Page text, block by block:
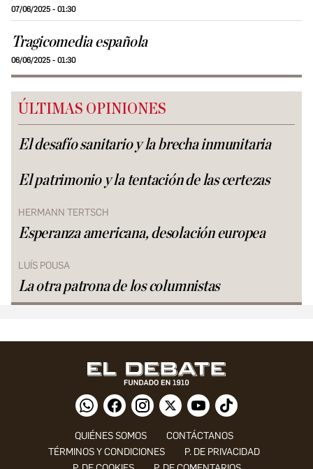
07/06/2025 - 01:30
Tragicomedia española
06/06/2025 - 01:30
ÚLTIMAS OPINIONES
El desafío sanitario y la brecha inmunitaria
El patrimonio y la tentación de las certezas
HERMANN TERTSCH
Esperanza americana, desolación europea
LUÍS POUSA
La otra patrona de los columnistas
QUIÉNES SOMOS
CONTÁCTANOS
TÉRMINOS Y CONDICIONES
P. DE PRIVACIDAD